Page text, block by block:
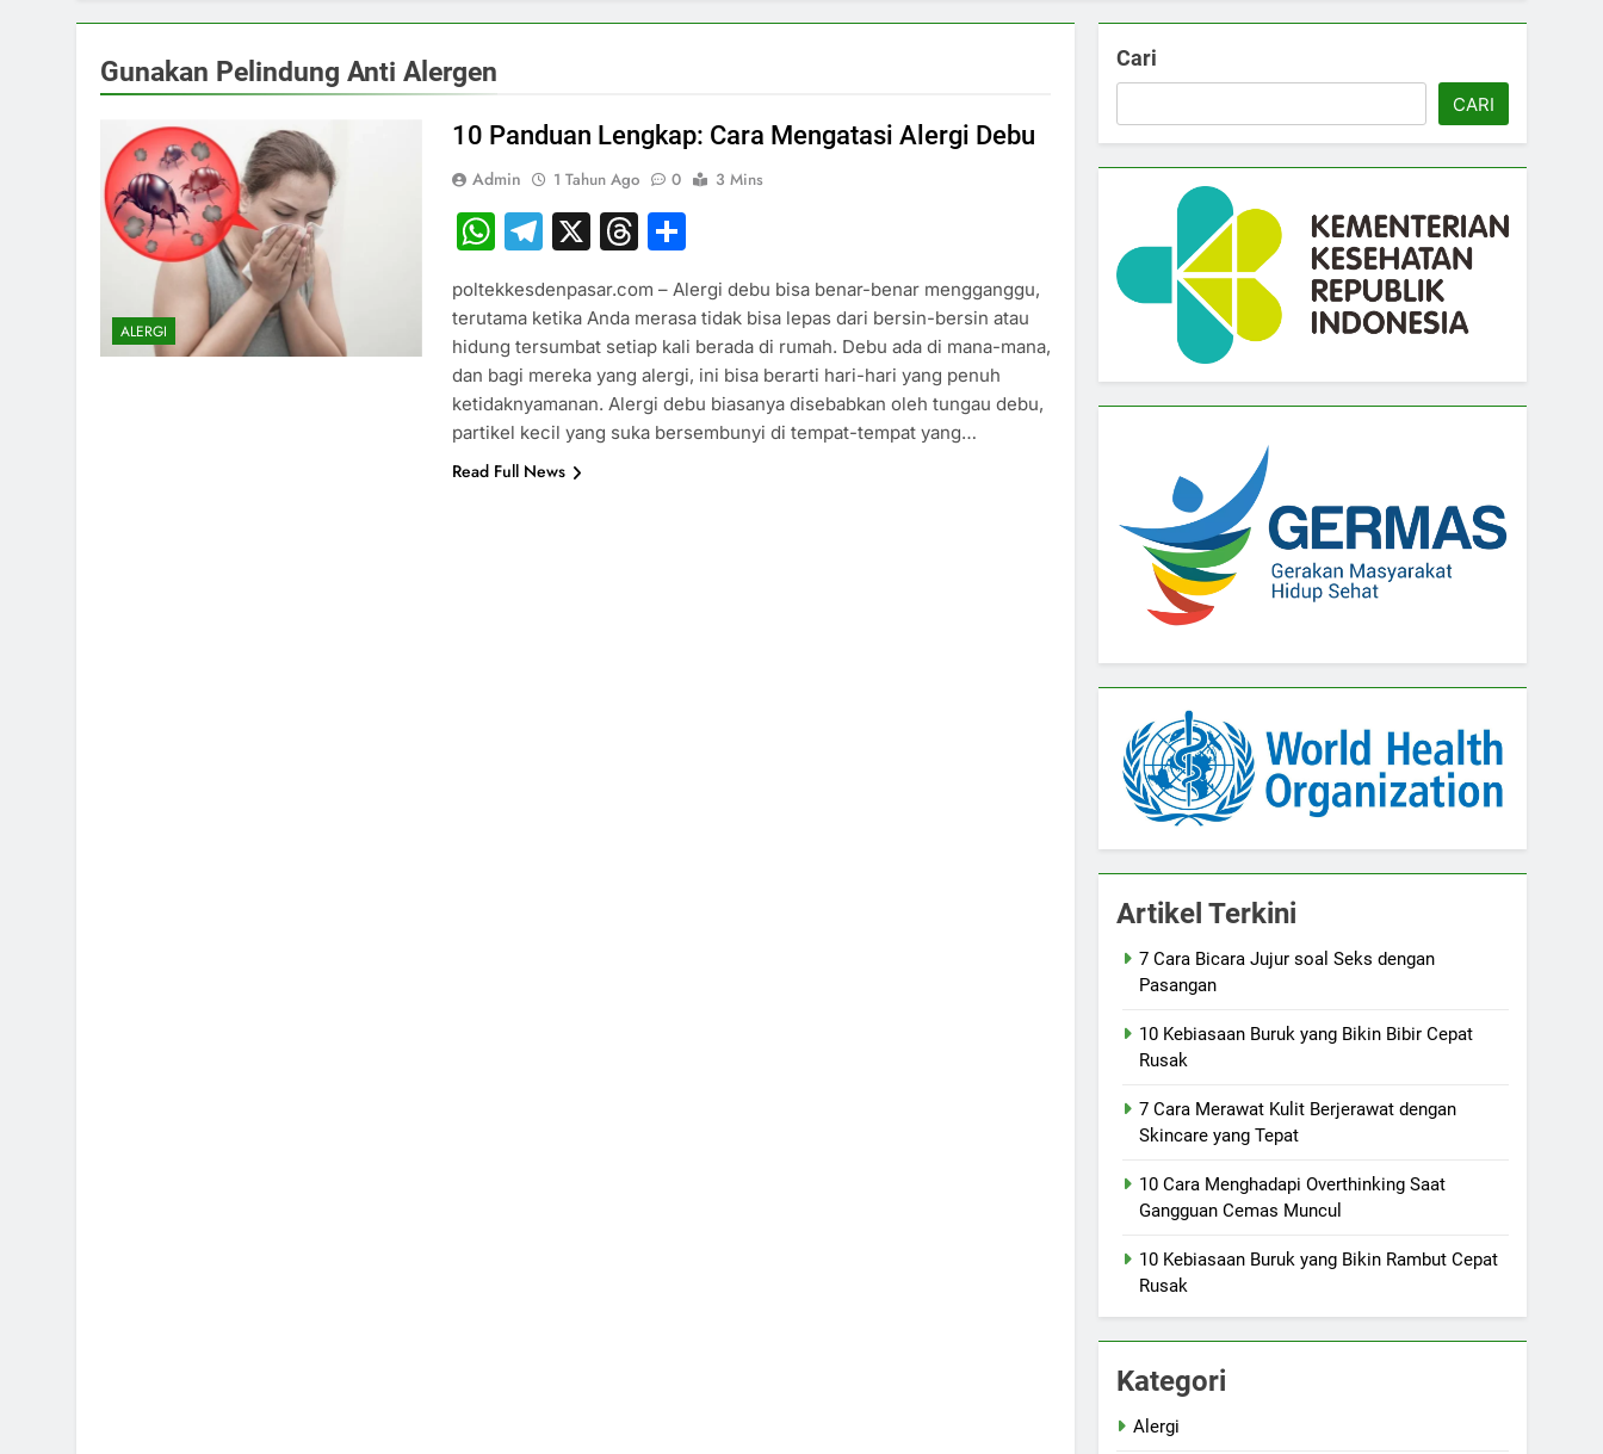
Gunakan Pelindung Anti Alergen
ALERGI
10 Panduan Lengkap: Cara Mengatasi Alergi Debu
Admin 1 Tahun Ago 0 3 Mins
WhatsApp
Telegram
X Threads
poltekkesdenpasar.com – Alergi debu bisa benar-benar mengganggu,
terutama ketika Anda merasa tidak bisa lepas dari bersin-bersin atau
hidung tersumbat setiap kali berada di rumah. Debu ada di mana-mana,
dan bagi mereka yang alergi, ini bisa berarti hari-hari yang penuh
ketidaknyamanan. Alergi debu biasanya disebabkan oleh tungau debu,
partikel kecil yang suka bersembunyi di tempat-tempat yang…
Read Full News
Cari
CARI
Artikel Terkini
7 Cara Bicara Jujur soal Seks dengan
Pasangan
10 Kebiasaan Buruk yang Bikin Bibir Cepat
Rusak
7 Cara Merawat Kulit Berjerawat dengan
Skincare yang Tepat
10 Cara Menghadapi Overthinking Saat
Gangguan Cemas Muncul
10 Kebiasaan Buruk yang Bikin Rambut Cepat
Rusak
Kategori
Alergi